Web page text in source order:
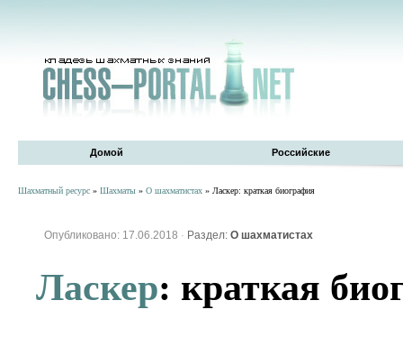
Домой Российские
Шахматный ресурс » Шахматы » О шахматистах » Ласкер: краткая биография
Опубликовано: 17.06.2018 · Раздел: О шахматистах
Ласкер: краткая